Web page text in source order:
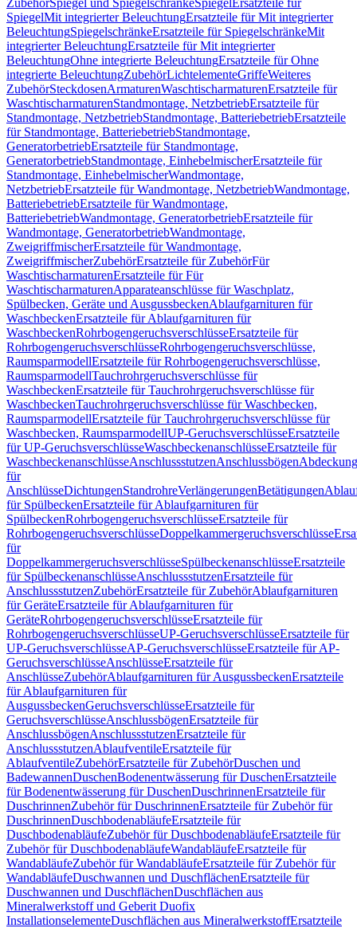
ZubehörSpiegel und SpiegelschränkeSpiegel Ersatzteile für
SpiegelMit integrierter BeleuchtungErsatzteile für Mit integrierter
BeleuchtungSpiegelschränkeErsatzteile für SpiegelschränkeMit
integrierter BeleuchtungErsatzteile für Mit integrierter
BeleuchtungOhne integrierte BeleuchtungErsatzteile für Ohne
integrierte BeleuchtungZubehörLichtelementeGriffeWeiteres
ZubehörSteckdosenArmaturenWaschtischarmaturenErsatzteile für
WaschtischarmaturenStandmontage, NetzbetriebErsatzteile für
Standmontage, NetzbetriebStandmontage, BatteriebetriebErsatzteile
für Standmontage, BatteriebetriebStandmontage,
GeneratorbetriebErsatzteile für Standmontage,
GeneratorbetriebStandmontage, EinhebelmischerErsatzteile für
Standmontage, EinhebelmischerWandmontage,
NetzbetriebErsatzteile für Wandmontage, NetzbetriebWandmontage,
BatteriebetriebErsatzteile für Wandmontage,
BatteriebetriebWandmontage, GeneratorbetriebErsatzteile für
Wandmontage, GeneratorbetriebWandmontage,
ZweigriffmischerErsatzteile für Wandmontage,
ZweigriffmischerZubehörErsatzteile für ZubehörFür
WaschtischarmaturenErsatzteile für Für
WaschtischarmaturenApparateanschlüsse für Waschplatz,
Spülbecken, Geräte und AusgussbeckenAblaufgarnituren für
WaschbeckenErsatzteile für Ablaufgarnituren für
WaschbeckenRohrbogengeruchsverschlüsseErsatzteile für
RohrbogengeruchsverschlüsseRohrbogengeruchsverschlüsse,
RaumsparmodellErsatzteile für Rohrbogengeruchsverschlüsse,
RaumsparmodellTauchrohrgeruchsverschlüsse für
WaschbeckenErsatzteile für Tauchrohrgeruchsverschlüsse für
WaschbeckenTauchrohrgeruchsverschlüsse für Waschbecken,
RaumsparmodellErsatzteile für Tauchrohrgeruchsverschlüsse für
Waschbecken, RaumsparmodellUP-GeruchsverschlüsseErsatzteile
für UP-GeruchsverschlüsseWaschbeckenanschlüsseErsatzteile für
WaschbeckenanschlüsseAnschlussstutzenAnschlussbögen
für
AnschlüsseDichtungenStandrohreVerlängerungenBetätigungen
für SpülbeckenErsatzteile für Ablaufgarnituren für
SpülbeckenRohrbogengeruchsverschlüsseErsatzteile für
RohrbogengeruchsverschlüsseDoppelkammergeruchsverschlüsse
für
DoppelkammergeruchsverschlüsseSpülbeckenanschlüsseErsatzteile
für SpülbeckenanschlüsseAnschlussstutzenErsatzteile für
AnschlussstutzenZubehörErsatzteile für ZubehörAblaufgarnituren
für GeräteErsatzteile für Ablaufgarnituren für
GeräteRohrbogengeruchsverschlüsseErsatzteile für
RohrbogengeruchsverschlüsseUP-GeruchsverschlüsseErsatzteile für
UP-GeruchsverschlüsseAP-GeruchsverschlüsseErsatzteile für AP-
GeruchsverschlüsseAnschlüsseErsatzteile für
AnschlüsseZubehörAblaufgarnituren für AusgussbeckenErsatzteile
für Ablaufgarnituren für
AusgussbeckenGeruchsverschlüsseErsatzteile für
GeruchsverschlüsseAnschlussbögenErsatzteile für
AnschlussbögenAnschlussstutzenErsatzteile für
AnschlussstutzenAblaufventileErsatzteile für
AblaufventileZubehörErsatzteile für ZubehörDuschen und
BadewannenDuschenBodenentwässerung für DuschenErsatzteile
für Bodenentwässerung für DuschenDuschrinnenErsatzteile für
DuschrinnenZubehör für DuschrinnenErsatzteile für Zubehör für
DuschrinnenDuschbodenabläufeErsatzteile für
DuschbodenabläufeZubehör für DuschbodenabläufeErsatzteile für
Zubehör für DuschbodenabläufeWandabläufeErsatzteile für
WandabläufeZubehör für WandabläufeErsatzteile für Zubehör für
WandabläufeDuschwannen und DuschflächenErsatzteile für
Duschwannen und DuschflächenDuschflächen aus
Mineralwerkstoff und Geberit Duofix
InstallationselementeDuschflächen aus MineralwerkstoffErsatzteile